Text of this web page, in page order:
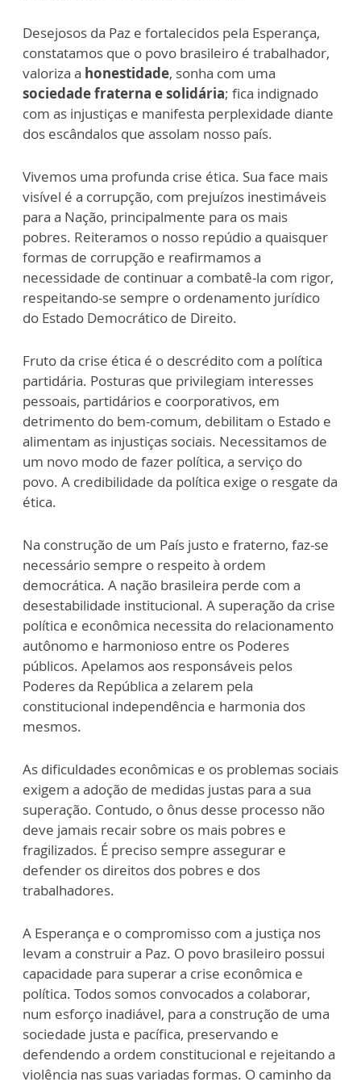
Desejosos da Paz e fortalecidos pela Esperança,
constatamos que o povo brasileiro é trabalhador,
valoriza a honestidade, sonha com uma
sociedade fraterna e solidária; fica indignado
com as injustiças e manifesta perplexidade diante
dos escândalos que assolam nosso país.
Vivemos uma profunda crise ética. Sua face mais
visível é a corrupção, com prejuízos inestimáveis
para a Nação, principalmente para os mais
pobres. Reiteramos o nosso repúdio a quaisquer
formas de corrupção e reafirmamos a
necessidade de continuar a combatê-la com rigor,
respeitando-se sempre o ordenamento jurídico
do Estado Democrático de Direito.
Fruto da crise ética é o descrédito com a política
partidária. Posturas que privilegiam interesses
pessoais, partidários e coorporativos, em
detrimento do bem-comum, debilitam o Estado e
alimentam as injustiças sociais. Necessitamos de
um novo modo de fazer política, a serviço do
povo. A credibilidade da política exige o resgate da
ética.
Na construção de um País justo e fraterno, faz-se
necessário sempre o respeito à ordem
democrática. A nação brasileira perde com a
desestabilidade institucional. A superação da crise
política e econômica necessita do relacionamento
autônomo e harmonioso entre os Poderes
públicos. Apelamos aos responsáveis pelos
Poderes da República a zelarem pela
constitucional independência e harmonia dos
mesmos.
As dificuldades econômicas e os problemas sociais
exigem a adoção de medidas justas para a sua
superação. Contudo, o ônus desse processo não
deve jamais recair sobre os mais pobres e
fragilizados. É preciso sempre assegurar e
defender os direitos dos pobres e dos
trabalhadores.
A Esperança e o compromisso com a justiça nos
levam a construir a Paz. O povo brasileiro possui
capacidade para superar a crise econômica e
política. Todos somos convocados a colaborar,
num esforço inadiável, para a construção de uma
sociedade justa e pacífica, preservando e
defendendo a ordem constitucional e rejeitando a
violência nas suas variadas formas. O caminho da